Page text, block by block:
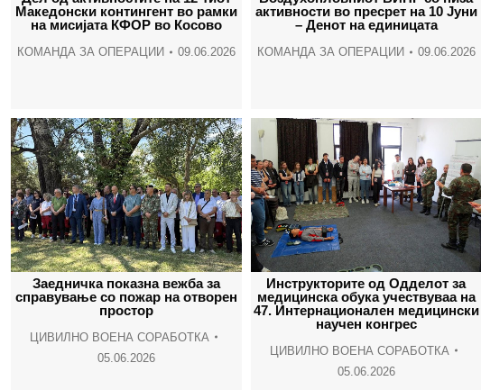
Македонски контингент во рамки
на мисијата КФОР во Косово
КОМАНДА ЗА ОПЕРАЦИИ 09.06.2026
активности во пресрет на 10 Јуни
– Денот на единицата
КОМАНДА ЗА ОПЕРАЦИИ 09.06.2026
Заедничка показна вежба за
справување со пожар на отворен
простор
ЦИВИЛНО ВОЕНА СОРАБОТКА
05.06.2026
Инструкторите од Одделот за
медицинска обука учествуваа на
47. Интернационален медицински
научен конгрес
ЦИВИЛНО ВОЕНА СОРАБОТКА
05.06.2026